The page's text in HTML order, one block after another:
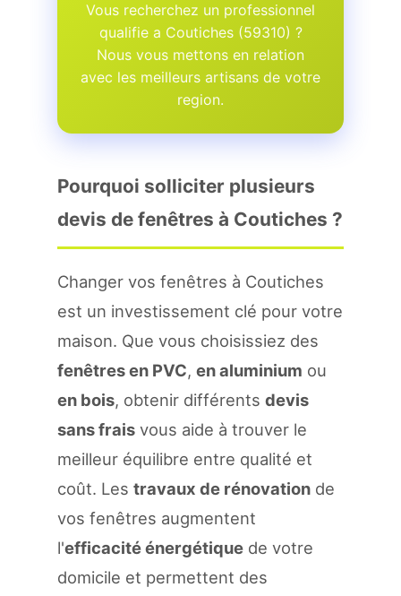
Vous recherchez un professionnel
qualifie a Coutiches (59310) ?
Nous vous mettons en relation
avec les meilleurs artisans de votre
region.
Pourquoi solliciter plusieurs
devis de fenêtres à Coutiches ?
Changer vos fenêtres à Coutiches
est un investissement clé pour votre
maison. Que vous choisissiez des
fenêtres en PVC, en aluminium ou
en bois, obtenir différents devis
sans frais vous aide à trouver le
meilleur équilibre entre qualité et
coût. Les travaux de rénovation de
vos fenêtres augmentent
l'efficacité énergétique de votre
domicile et permettent des